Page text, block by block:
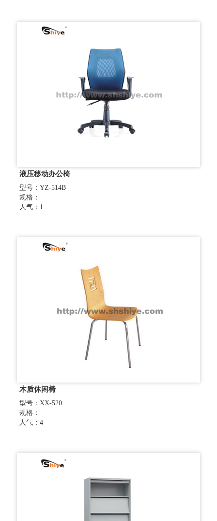
液压移动办公椅
型号：YZ-514B
规格：
人气：1
木质休闲椅
型号：XX-520
规格：
人气：4